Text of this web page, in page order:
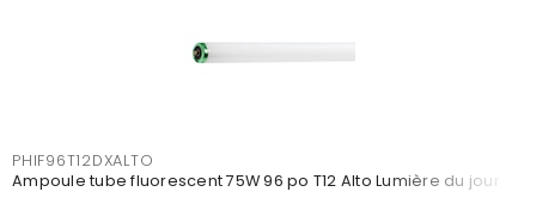
PHIF96T12DXALTO
Ampoule tube fluorescent 75W 96 po T12 Alto Lumière du jour